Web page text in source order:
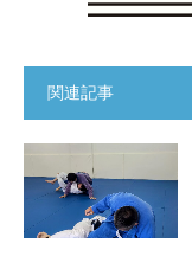
関連記事